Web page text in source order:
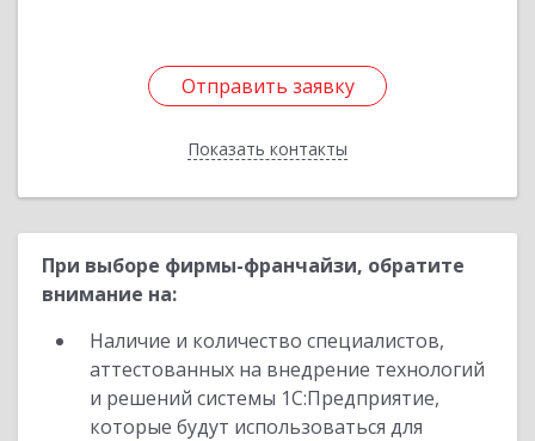
Отправить заявку
Показать контакты
Отправить заявку
Назад
При выборе фирмы-франчайзи, обратите
внимание на:
Наличие и количество специалистов,
аттестованных на внедрение технологий
и решений системы 1С:Предприятие,
которые будут использоваться для